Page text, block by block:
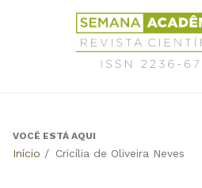
Revista
Científica
Semana
6717
Back
VOCÊ ESTÁ AQUI
Início / Cricília de Oliveira Neves